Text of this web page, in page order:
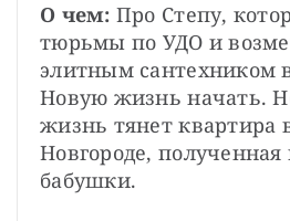
О чем: Про Степу,
тюрьмы по УДО и
элитным сантехником
Новую жизнь начать.
жизнь тянет
Новгороде, полученная
бабушки.